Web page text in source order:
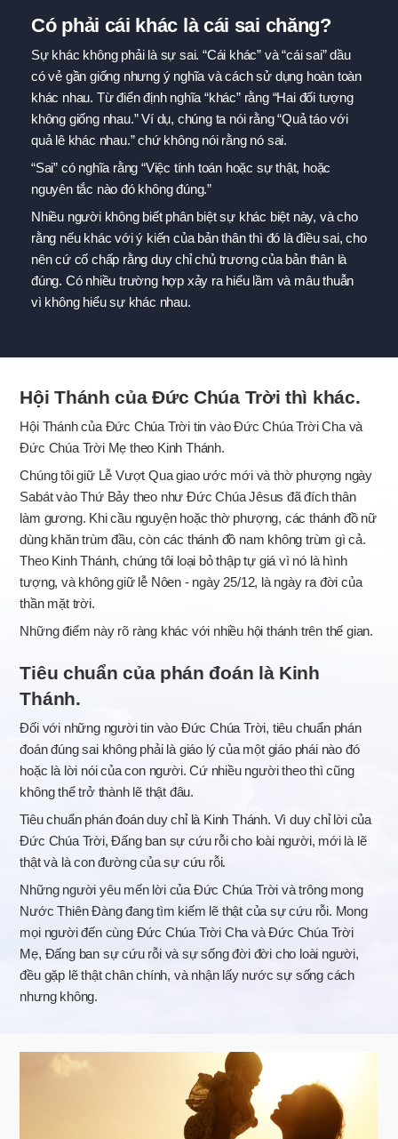
Có phải cái khác là cái sai chăng?
Sự khác không phải là sự sai.“Cái khác” và “cái sai” dầu
có vẻ gần giống nhưng ý nghĩa và cách sử dụng hoàn toàn
khác nhau. Từ điển định nghĩa “khác” rằng “Hai đối tượng
không giống nhau.”Ví dụ, chúng ta nói rằng “Quả táo với
quả lê khác nhau.” chứ không nói rằng nó sai.
“Sai” có nghĩa rằng “Việc tính toán hoặc sự thật, hoặc
nguyên tắc nào đó không đúng.”
Nhiều người không biết phân biệt sự khác biệt này, và cho
rằng nếu khác với ý kiến của bản thân thì đó là điều sai, cho
nên cứ cố chấp rằng duy chỉ chủ trương của bản thân là
đúng. Có nhiều trường hợp xảy ra hiểu lầm và mâu thuẫn
vì không hiểu sự khác nhau.
Hội Thánh của Đức Chúa Trời thì khác.
Hội Thánh của Đức Chúa Trời tin vào Đức Chúa Trời Cha và
Đức Chúa Trời Mẹ theo Kinh Thánh.
Chúng tôi giữ Lễ Vượt Qua giao ước mới và thờ phượng ngày
Sabát vào Thứ Bảy theo như Đức Chúa Jêsus đã đích thân
làm gương. Khi cầu nguyện hoặc thờ phượng, các thánh đồ nữ
dùng khăn trùm đầu, còn các thánh đồ nam không trùm gì cả.
Theo Kinh Thánh, chúng tôi loại bỏ thập tự giá vì nó là hình
tượng, và không giữ lễ Nôen - ngày 25/12, là ngày ra đời của
thần mặt trời.
Những điểm này rõ ràng khác với nhiều hội thánh trên thế gian.
Tiêu chuẩn của phán đoán là Kinh
Thánh.
Đối với những người tin vào Đức Chúa Trời, tiêu chuẩn phán
đoán đúng sai không phải là giáo lý của một giáo phái nào đó
hoặc là lời nói của con người. Cứ nhiều người theo thì cũng
không thể trở thành lẽ thật đâu.
Tiêu chuẩn phán đoán duy chỉ là Kinh Thánh. Vì duy chỉ lời của
Đức Chúa Trời, Đấng ban sự cứu rỗi cho loài người, mới là lẽ
thật và là con đường của sự cứu rỗi.
Những người yêu mến lời của Đức Chúa Trời và trông mong
Nước Thiên Đàng đang tìm kiếm lẽ thật của sự cứu rỗi. Mong
mọi người đến cùng Đức Chúa Trời Cha và Đức Chúa Trời
Mẹ, Đấng ban sự cứu rỗi và sự sống đời đời cho loài người,
đều gặp lẽ thật chân chính, và nhận lấy nước sự sống cách
nhưng không.